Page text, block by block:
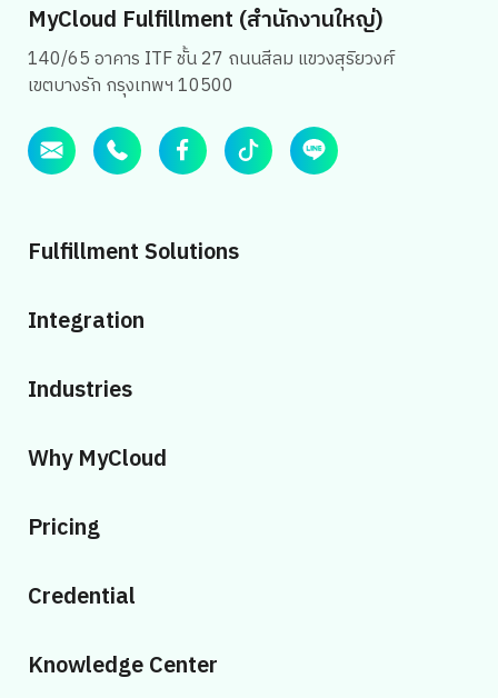
for:
MyCloud Fulfillment (สำนักงานใหญ่)
140/65 อาคาร ITF ชั้น 27 ถนนสีลม แขวงสุริยวงศ์
เขตบางรัก กรุงเทพฯ 10500
Fulfillment Solutions
Integration
Industries
Why MyCloud
Pricing
Credential
Knowledge Center